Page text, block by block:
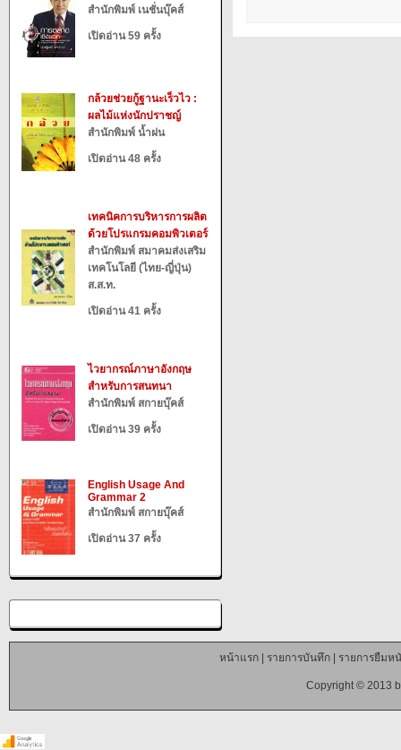
สำนักพิมพ์ เนชั่นบุ๊คส์
เปิดอ่าน 59 ครั้ง
กล้วยช่วยกู้ฐานะเร็วไว :
ผลไม้แห่งนักปราชญ์
สำนักพิมพ์ น้ำฝน
เปิดอ่าน 48 ครั้ง
เทคนิคการบริหารการผลิต
ด้วยโปรแกรมคอมพิวเตอร์
สำนักพิมพ์ สมาคมส่งเสริม
เทคโนโลยี (ไทย-ญี่ปุ่น)
ส.ส.ท.
เปิดอ่าน 41 ครั้ง
ไวยากรณ์ภาษาอังกฤษ
สำหรับการสนทนา
สำนักพิมพ์ สกายบุ๊คส์
เปิดอ่าน 39 ครั้ง
English Usage And
Grammar 2
สำนักพิมพ์ สกายบุ๊คส์
เปิดอ่าน 37 ครั้ง
หน้าแรก| รายการบันทึก| รายการยืมห
Copyright © 2013